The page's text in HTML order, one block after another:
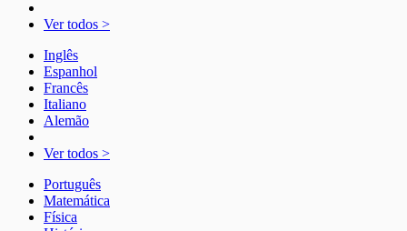
Ver todos >
Inglês
Espanhol
Francês
Italiano
Alemão
Ver todos >
Português
Matemática
Física